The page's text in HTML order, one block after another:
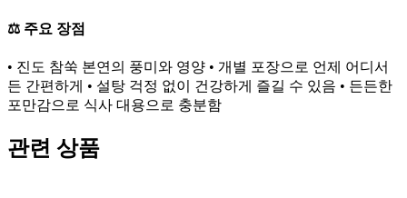
⚖️ 주요 장점
• 진도 참쑥 본연의 풍미와 영양 • 개별 포장으로 언제 어디서
든 간편하게 • 설탕 걱정 없이 건강하게 즐길 수 있음 • 든든한
포만감으로 식사 대용으로 충분함
관련 상품